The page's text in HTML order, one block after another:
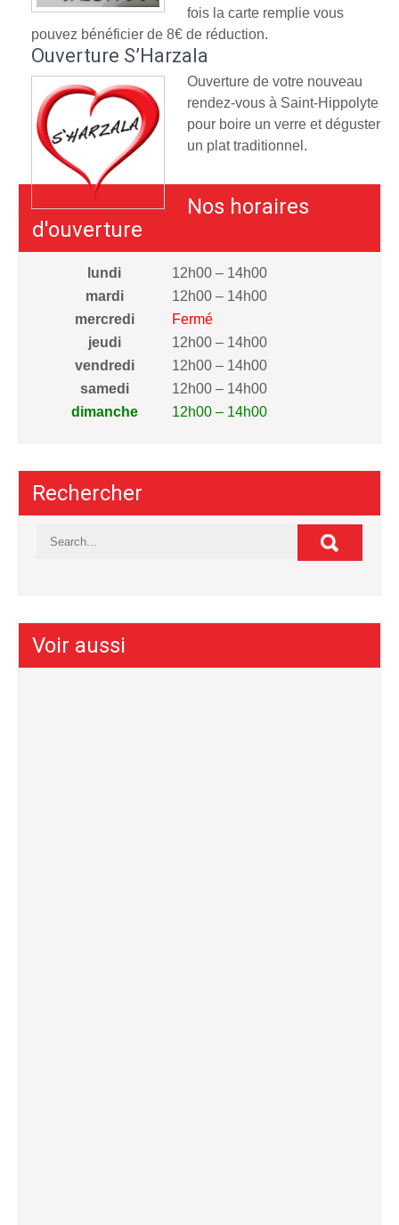
fois la carte remplie vous
pouvez bénéficier de 8€ de réduction.
Ouverture S’Harzala
Ouverture de votre nouveau
rendez-vous à Saint-Hippolyte
pour boire un verre et déguster
un plat traditionnel.
Nos horaires
d'ouverture
lundi
12h00 – 14h00
mardi
12h00 – 14h00
mercredi
Fermé
jeudi
12h00 – 14h00
vendredi
12h00 – 14h00
samedi
12h00 – 14h00
dimanche
12h00 – 14h00
Rechercher
Voir aussi